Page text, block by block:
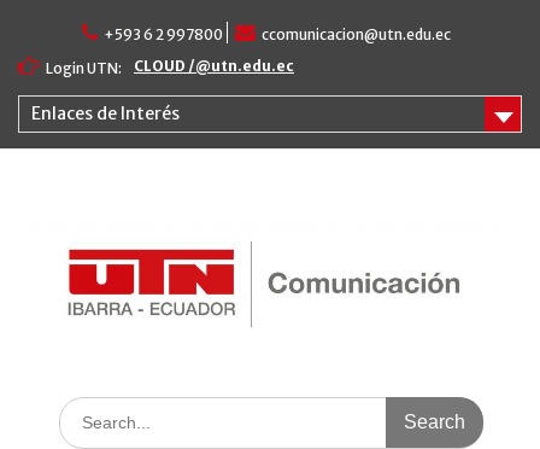
content
+593 6 2 997800
ccomunicacion@utn.edu.ec
Login UTN:
CLOUD /@utn.edu.ec
Enlaces de Interés
Search
for: